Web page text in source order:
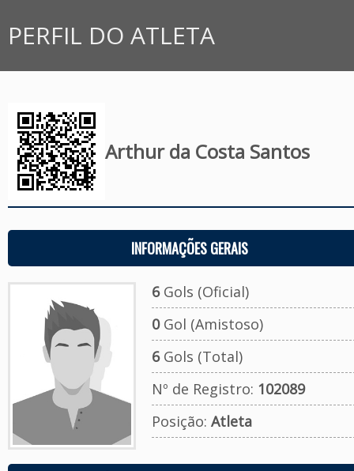
PERFIL DO ATLETA
Arthur da Costa Santos
INFORMAÇÕES GERAIS
6Gols (Oficial)
0Gol (Amistoso)
6Gols (Total)
Nº de Registro: 102089
Posição: Atleta